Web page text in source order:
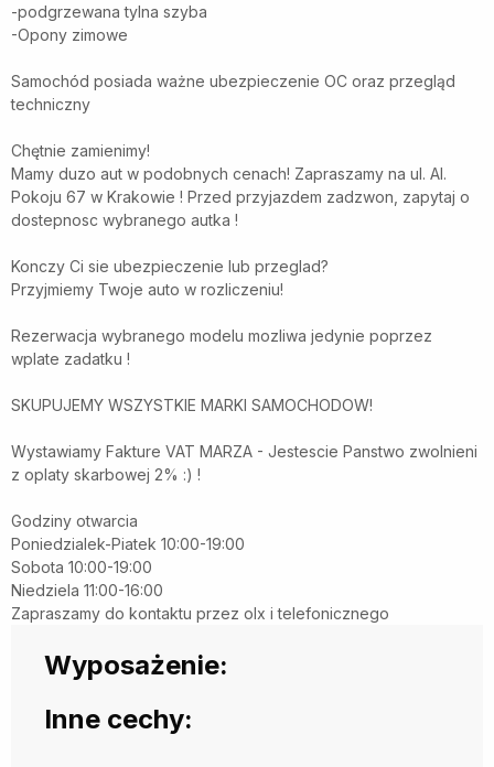
-podgrzewana tylna szyba
-Opony zimowe
Samochód posiada ważne ubezpieczenie OC oraz przegląd
techniczny
Chętnie zamienimy!
Mamy duzo aut w podobnych cenach! Zapraszamy na ul. Al.
Pokoju 67 w Krakowie ! Przed przyjazdem zadzwon, zapytaj o
dostepnosc wybranego autka !
Konczy Ci sie ubezpieczenie lub przeglad?
Przyjmiemy Twoje auto w rozliczeniu!
Rezerwacja wybranego modelu mozliwa jedynie poprzez
wplate zadatku !
SKUPUJEMY WSZYSTKIE MARKI SAMOCHODOW!
Wystawiamy Fakture VAT MARZA - Jestescie Panstwo zwolnieni
z oplaty skarbowej 2% :) !
Godziny otwarcia
Poniedzialek-Piatek 10:00-19:00
Sobota 10:00-19:00
Niedziela 11:00-16:00
Zapraszamy do kontaktu przez olx i telefonicznego
Wyposażenie:
Inne cechy: